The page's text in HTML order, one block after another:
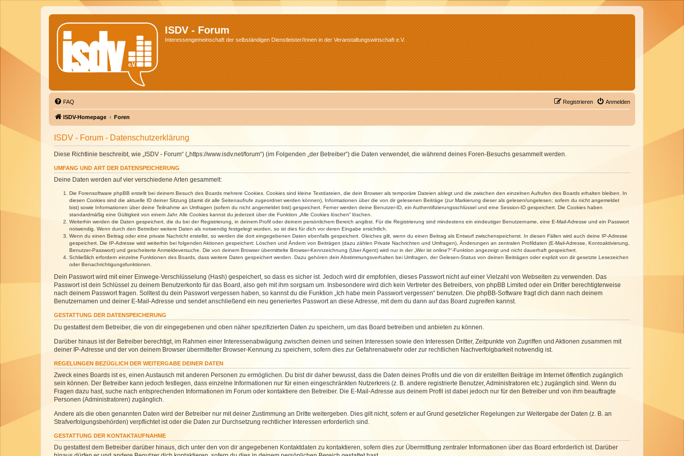
ISDV - Forum
Interessengemeinschaft der selbständigen Dienstleister/Innen in der Veranstaltungswirtschaft e.V.
FAQ Anmelden
Registrieren
ISDV-Homepage Foren
ISDV - Forum - Datenschutzerklärung
Diese Richtlinie beschreibt, wie „ISDV - Forum“ („https://www.isdv.net/forum“) (im Folgenden „der Betreiber“) die Daten verwendet, die während deines Foren-Besuchs gesammelt werden.
UMFANG UND ART DER DATENSPEICHERUNG
Deine Daten werden auf vier verschiedene Arten gesammelt:
Die Forensoftware phpBB erstellt bei deinem Besuch des Boards mehrere Cookies. Cookies sind kleine Textdateien, die dein Browser als temporäre Dateien ablegt und die zwischen den einzelnen Aufrufen des Boards erhalten bleiben. In
diesen Cookies sind die aktuelle ID deiner Sitzung (damit dir alle Seitenaufrufe zugeordnet werden können), Informationen über die von dir gelesenen Beiträge (zur Markierung dieser als gelesen/ungelesen; sofern du nicht angemeldet
bist) sowie Informationen über deine Teilnahme an Umfragen (sofern du nicht angemeldet bist) gespeichert. Ferner werden deine Benutzer-ID, ein Authentifizierungsschlüssel und eine Session-ID gespeichert. Die Cookies haben
standardmäßig eine Gültigkeit von einem Jahr. Alle Cookies kannst du jederzeit über die Funktion „Alle Cookies löschen“ löschen.
Weiterhin werden die Daten gespeichert, die du bei der Registrierung, in deinem Profil oder deinem persönlichem Bereich angibst. Für die Registrierung sind mindestens ein eindeutiger Benutzername, eine E-Mail-Adresse und ein Passwort
notwendig. Wenn durch den Betreiber weitere Daten als notwendig festgelegt wurden, so ist dies für dich vor deren Eingabe ersichtlich.
Wenn du einen Beitrag oder eine private Nachricht erstellst, so werden die dort eingegebenen Daten ebenfalls gespeichert. Gleiches gilt, wenn du einen Beitrag als Entwurf zwischenspeicherst. In diesen Fällen wird auch deine IP-Adresse
gespeichert. Die IP-Adresse wird weiterhin bei folgenden Aktionen gespeichert: Löschen und Ändern von Beiträgen (dazu zählen Private Nachrichten und Umfragen), Änderungen an zentralen Profildaten (E-Mail-Adresse, Kontoaktivierung,
Benutzer-Passwort) und gescheiterte Anmeldeversuche. Die von deinem Browser übermittelte Browser-Kennzeichnung (User Agent) wird nur in der „Wer ist online?“-Funktion angezeigt und nicht dauerhaft gespeichert.
Schließlich erfordern einzelne Funktionen des Boards, dass weitere Daten gespeichert werden. Dazu gehören dein Abstimmungsverhalten bei Umfragen, der Gelesen-Status von deinen Beiträgen oder explizit von dir gesetzte Lesezeichen
oder Benachrichtigungsfunktionen.
Dein Passwort wird mit einer Einwege-Verschlüsselung (Hash) gespeichert, so dass es sicher ist. Jedoch wird dir empfohlen, dieses Passwort nicht auf einer Vielzahl von Webseiten zu verwenden. Das
Passwort ist dein Schlüssel zu deinem Benutzerkonto für das Board, also geh mit ihm sorgsam um. Insbesondere wird dich kein Vertreter des Betreibers, von phpBB Limited oder ein Dritter berechtigterweise
nach deinem Passwort fragen. Solltest du dein Passwort vergessen haben, so kannst du die Funktion „Ich habe mein Passwort vergessen“ benutzen. Die phpBB-Software fragt dich dann nach deinem
Benutzernamen und deiner E-Mail-Adresse und sendet anschließend ein neu generiertes Passwort an diese Adresse, mit dem du dann auf das Board zugreifen kannst.
GESTATTUNG DER DATENSPEICHERUNG
Du gestattest dem Betreiber, die von dir eingegebenen und oben näher spezifizierten Daten zu speichern, um das Board betreiben und anbieten zu können.
Darüber hinaus ist der Betreiber berechtigt, im Rahmen einer Interessenabwägung zwischen deinen und seinen Interessen sowie den Interessen Dritter, Zeitpunkte von Zugriffen und Aktionen zusammen mit
deiner IP-Adresse und der von deinem Browser übermittelter Browser-Kennung zu speichern, sofern dies zur Gefahrenabwehr oder zur rechtlichen Nachverfolgbarkeit notwendig ist.
REGELUNGEN BEZÜGLICH DER WEITERGABE DEINER DATEN
Zweck eines Boards ist es, einen Austausch mit anderen Personen zu ermöglichen. Du bist dir daher bewusst, dass die Daten deines Profils und die von dir erstellten Beiträge im Internet öffentlich zugänglich
sein können. Der Betreiber kann jedoch festlegen, dass einzelne Informationen nur für einen eingeschränkten Nutzerkreis (z. B. andere registrierte Benutzer, Administratoren etc.) zugänglich sind. Wenn du
Fragen dazu hast, suche nach entsprechenden Informationen im Forum oder kontaktiere den Betreiber. Die E-Mail-Adresse aus deinem Profil ist dabei jedoch nur für den Betreiber und von ihm beauftragte
Personen (Administratoren) zugänglich.
Andere als die oben genannten Daten wird der Betreiber nur mit deiner Zustimmung an Dritte weitergeben. Dies gilt nicht, sofern er auf Grund gesetzlicher Regelungen zur Weitergabe der Daten (z. B. an
Strafverfolgungsbehörden) verpflichtet ist oder die Daten zur Durchsetzung rechtlicher Interessen erforderlich sind.
GESTATTUNG DER KONTAKTAUFNAHME
Du gestattest dem Betreiber darüber hinaus, dich unter den von dir angegebenen Kontaktdaten zu kontaktieren, sofern dies zur Übermittlung zentraler Informationen über das Board erforderlich ist. Darüber